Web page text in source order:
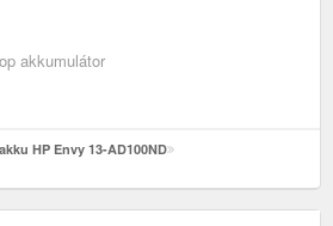
akkumulátor
HP Envy 13-AD100ND